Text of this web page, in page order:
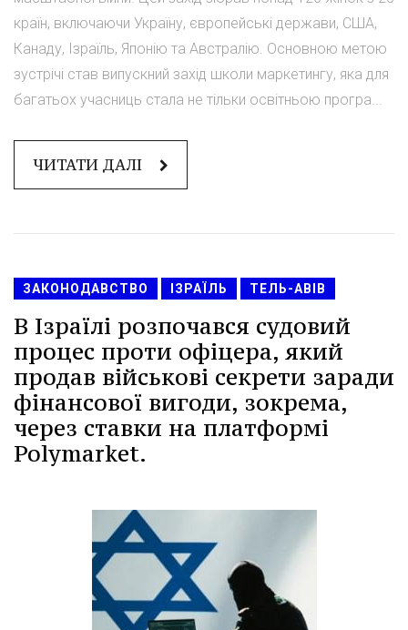
країн, включаючи Україну, європейські держави, США,
Канаду, Ізраїль, Японію та Австралію. Основною метою
зустрічі став випускний захід школи маркетингу, яка для
багатьох учасниць стала не тільки освітньою програ...
ЧИТАТИ ДАЛІ
ЗАКОНОДАВСТВО ІЗРАЇЛЬ ТЕЛЬ-АВІВ
В Ізраїлі розпочався судовий
процес проти офіцера, який
продав військові секрети заради
фінансової вигоди, зокрема,
через ставки на платформі
Polymarket.